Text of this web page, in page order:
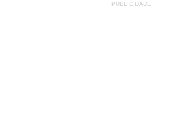
PUBLICIDADE